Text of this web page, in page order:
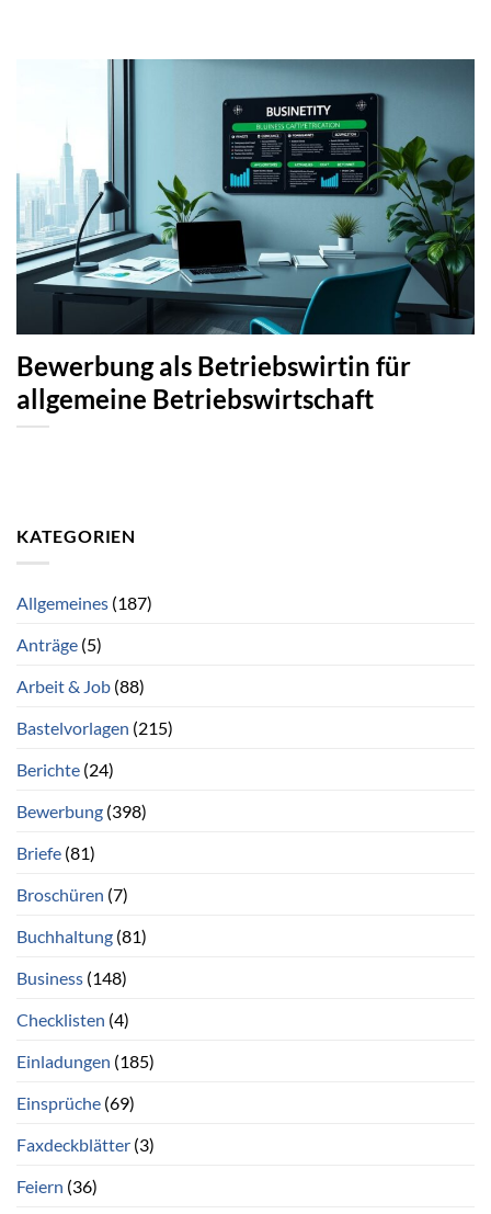
Bewerbung als Betriebswirtin für
allgemeine Betriebswirtschaft
KATEGORIEN
Allgemeines (187)
Anträge (5)
Arbeit & Job (88)
Bastelvorlagen (215)
Berichte (24)
Bewerbung (398)
Briefe (81)
Broschüren (7)
Buchhaltung (81)
Business (148)
Checklisten (4)
Einladungen (185)
Einsprüche (69)
Faxdeckblätter (3)
Feiern (36)